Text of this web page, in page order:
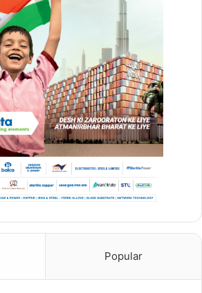
Popular